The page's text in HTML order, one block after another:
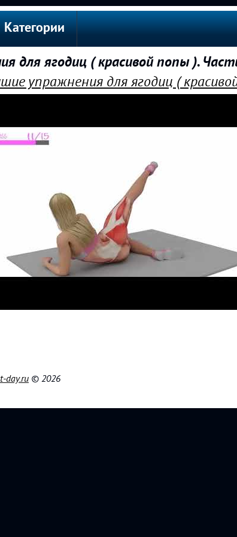
Категории
для ягодиц ( красивой попы ).
упражнения для ягодиц (
day.ru © 2026